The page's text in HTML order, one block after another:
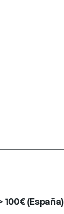
100€ (España)